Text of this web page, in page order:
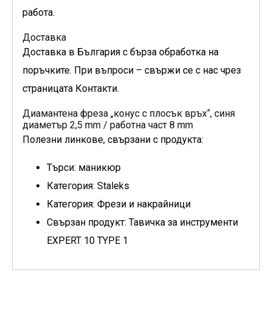
работа.
Доставка
Доставка в България с бърза обработка на
поръчките. При въпроси – свържи се с нас чрез
страницата Контакти.
Диамантена фреза „конус с плосък връх“, синя
диаметър 2,5 mm / работна част 8 mm
Полезни линкове, свързани с продукта:
Търси: маникюр
Категория: Staleks
Категория: Фрези и накрайници
Свързан продукт: Тавичка за инструменти
EXPERT 10 TYPE 1